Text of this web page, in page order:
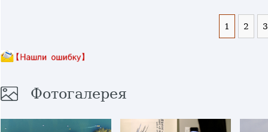
1 2 3
Фотогалерея